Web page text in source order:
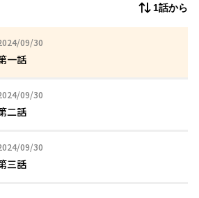
1話から
09/30
年09月30日
一話
09/30
年09月30日
二話
09/30
年09月30日
三話